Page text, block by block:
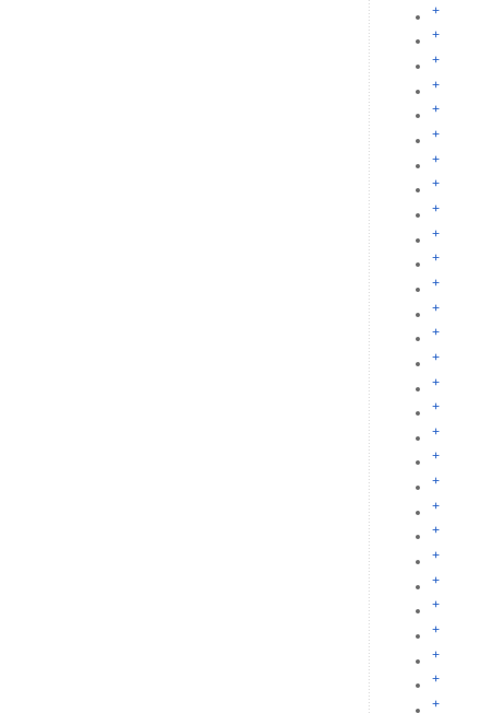
+
+
+
+
+
+
+
+
+
+
+
+
+
+
+
+
+
+
+
+
+
+
+
+
+
+
+
+
+